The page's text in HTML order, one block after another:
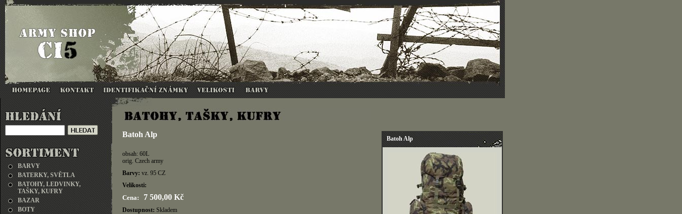
BARVY
BATERKY, SVĚTLA
BATOHY, LEDVINKY,
TAŠKY, KUFRY
BAZAR
BOTY
Batoh Alp
Batoh Alp
obsah: 60L
orig. Czech army
Barvy: vz. 95 CZ
Velikosti:
Cena: 7 500,00 Kč
Dostupnost: Skladem